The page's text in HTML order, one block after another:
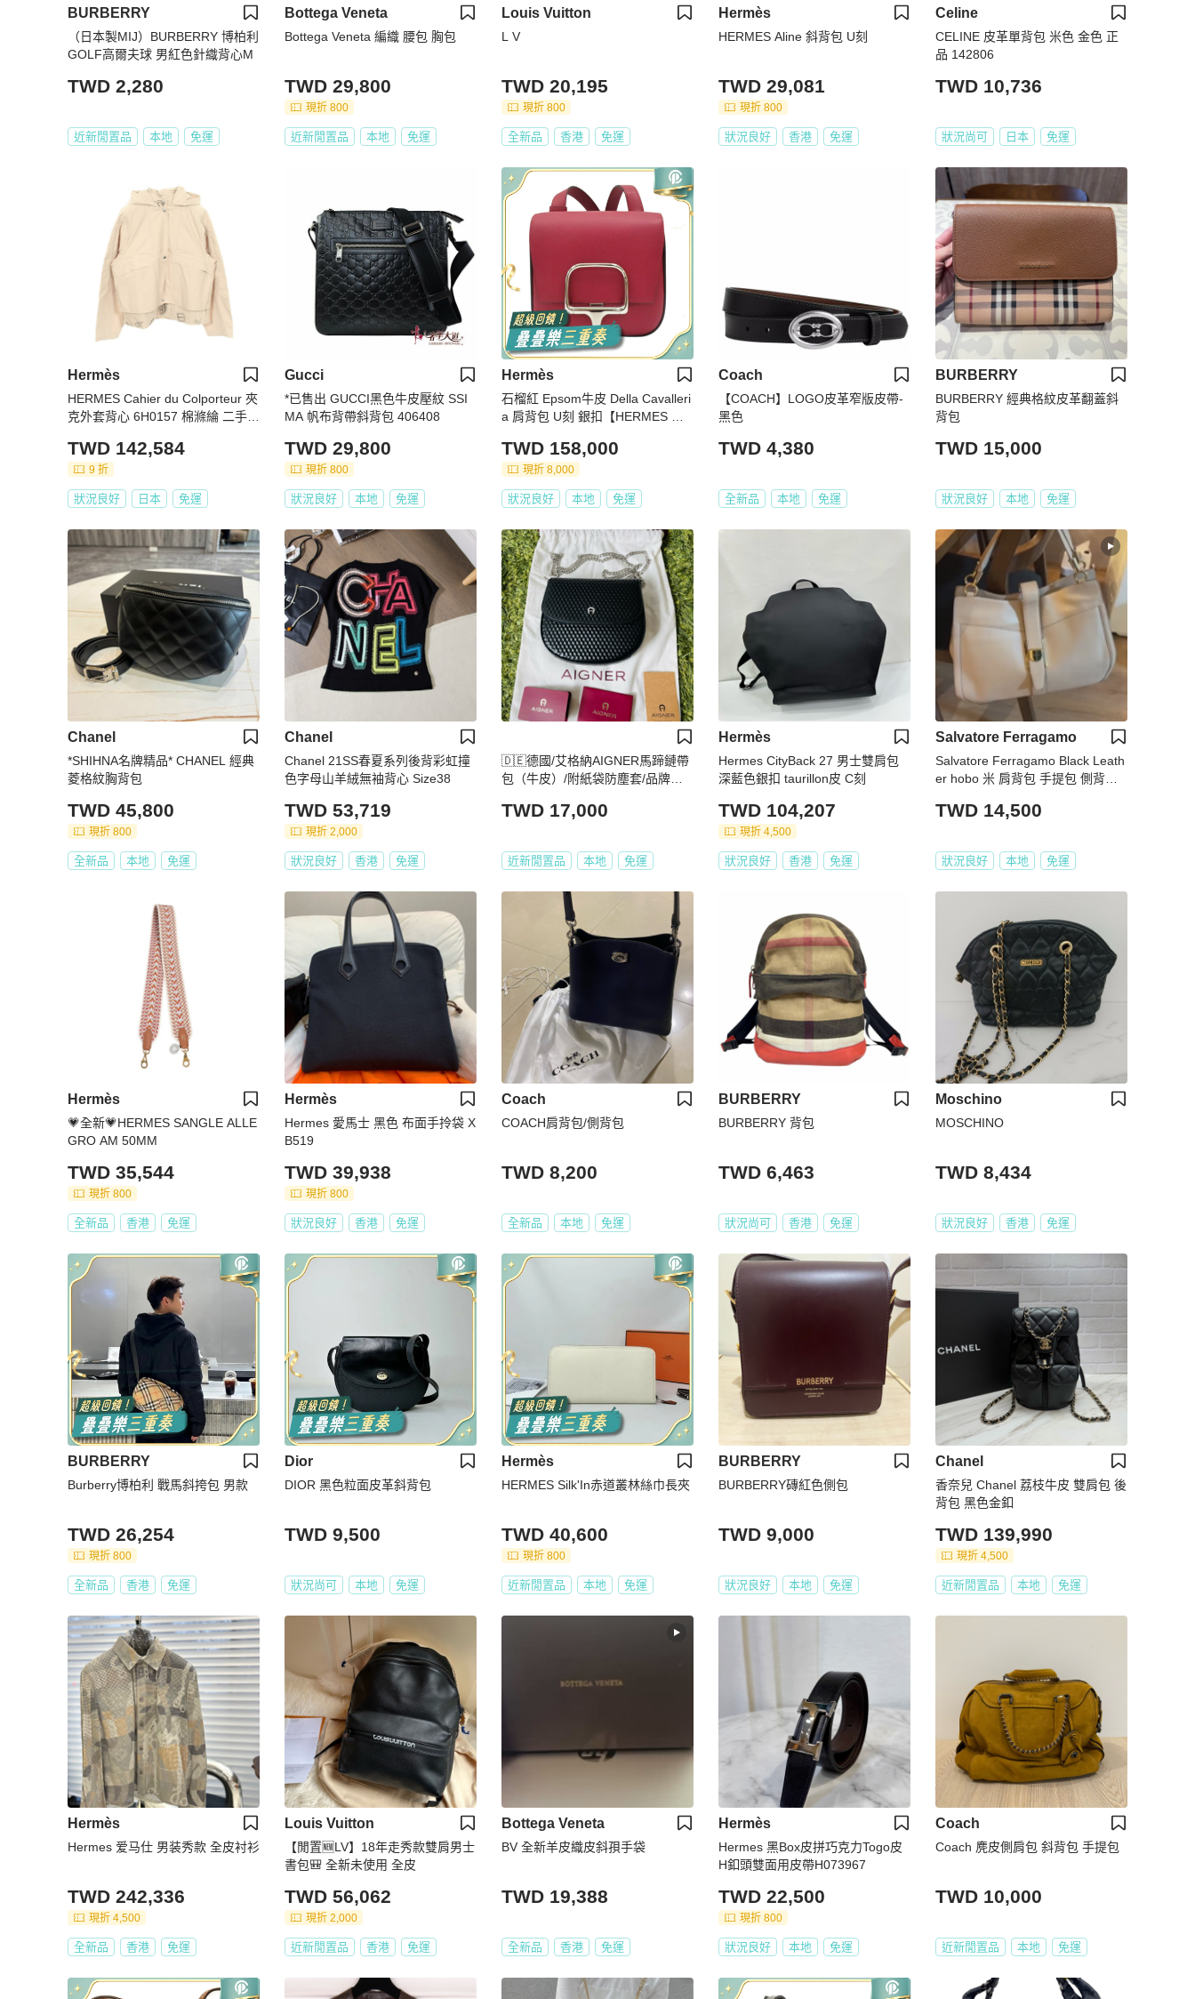
BURBERRY
（日本製MIJ）BURBERRY 博柏利
GOLF高爾夫球 男紅色針織背心M
TWD 2,280
近新閒置品 本地 免運
Bottega Veneta
Bottega Veneta 編織 腰包 胸包
TWD 29,800
現折 800
近新閒置品 本地 免運
Louis Vuitton
L V
TWD 20,195
現折 800
全新品 香港 免運
Hermès
HERMES Aline 斜背包 U刻
TWD 29,081
現折 800
狀況良好 香港 免運
Celine
CELINE 皮革單背包 米色 金色 正
品 142806
TWD 10,736
狀況尚可 日本 免運
Hermès
HERMES Cahier du Colporteur 夾
克外套背心 6H0157 棉滌綸 二手 #
TWD 142,584
9 折
狀況良好 日本 免運
Gucci
*已售出 GUCCI黑色牛皮壓紋 SSI
MA 帆布背帶斜背包 406408
TWD 29,800
現折 800
狀況良好 本地 免運
Hermès
石榴紅 Epsom牛皮 Della Cavalleri
a 肩背包 U刻 銀扣【HERMES 愛
TWD 158,000
現折 8,000
狀況良好 本地 免運
Coach
【COACH】LOGO皮革窄版皮帶-
黑色
TWD 4,380
全新品 本地 免運
BURBERRY
BURBERRY 經典格紋皮革翻蓋斜
背包
TWD 15,000
狀況良好 本地 免運
Chanel
*SHIHNA名牌精品* CHANEL 經典
菱格紋胸背包
TWD 45,800
現折 800
全新品 本地 免運
Chanel
Chanel 21SS春夏系列後背彩虹撞
色字母山羊絨無袖背心 Size38
TWD 53,719
現折 2,000
狀況良好 香港 免運
🇩🇪德國/艾格納AIGNER馬蹄鏈帶
包（牛皮）/附紙袋防塵套/品牌辨
回✈️
TWD 17,000
近新閒置品 本地 免運
Hermès
Hermes CityBack 27 男士雙肩包
深藍色銀扣 taurillon皮 C刻
TWD 104,207
現折 4,500
狀況良好 香港 免運
Salvatore Ferragamo
Salvatore Ferragamo Black Leath
er hobo 米 肩背包 手提包 側背包
TWD 14,500
狀況良好 本地 免運
Hermès
💗全新💗HERMES SANGLE ALLE
GRO AM 50MM
TWD 35,544
現折 800
全新品 香港 免運
Hermès
Hermes 愛馬士 黑色 布面手拎袋 X
B519
TWD 39,938
現折 800
狀況良好 香港 免運
Coach
COACH肩背包/側背包
TWD 8,200
全新品 本地 免運
BURBERRY
BURBERRY 背包
TWD 6,463
狀況尚可 香港 免運
Moschino
MOSCHINO
TWD 8,434
狀況良好 香港 免運
BURBERRY
Burberry博柏利 戰馬斜挎包 男款
TWD 26,254
現折 800
全新品 香港 免運
Dior
DIOR 黑色粒面皮革斜背包
TWD 9,500
狀況尚可 本地 免運
Hermès
HERMES Silk'In赤道叢林絲巾長夾
TWD 40,600
現折 800
近新閒置品 本地 免運
BURBERRY
BURBERRY磚紅色側包
TWD 9,000
狀況良好 本地 免運
Chanel
香奈兒 Chanel 荔枝牛皮 雙肩包 後
背包 黑色金釦
TWD 139,990
現折 4,500
近新閒置品 本地 免運
Hermès
Hermes 爱马仕 男装秀款 全皮衬衫
TWD 242,336
現折 4,500
全新品 香港 免運
Louis Vuitton
【閒置🆕LV】18年走秀款雙肩男士
書包🎒 全新未使用 全皮
TWD 56,062
現折 2,000
近新閒置品 香港 免運
Bottega Veneta
BV 全新羊皮織皮斜孭手袋
TWD 19,388
全新品 香港 免運
Hermès
Hermes 黑Box皮拼巧克力Togo皮
H釦頭雙面用皮帶H073967
TWD 22,500
現折 800
狀況良好 本地 免運
Coach
Coach 麂皮側肩包 斜背包 手提包
TWD 10,000
近新閒置品 本地 免運